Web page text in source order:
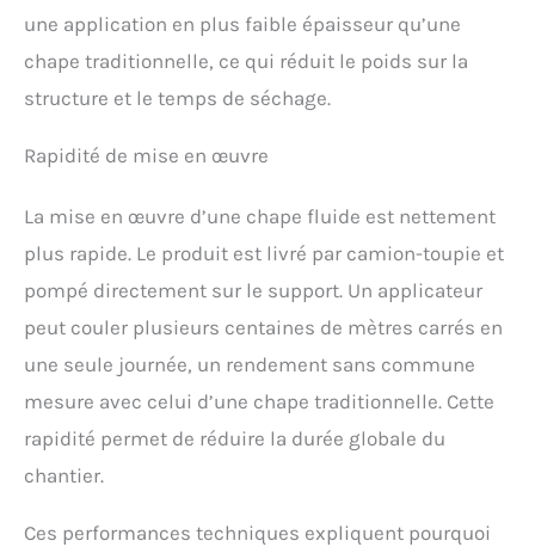
une application en plus faible épaisseur qu’une
chape traditionnelle, ce qui réduit le poids sur la
structure et le temps de séchage.
Rapidité de mise en œuvre
La mise en œuvre d’une chape fluide est nettement
plus rapide. Le produit est livré par camion-toupie et
pompé directement sur le support. Un applicateur
peut couler plusieurs centaines de mètres carrés en
une seule journée, un rendement sans commune
mesure avec celui d’une chape traditionnelle. Cette
rapidité permet de réduire la durée globale du
chantier.
Ces performances techniques expliquent pourquoi